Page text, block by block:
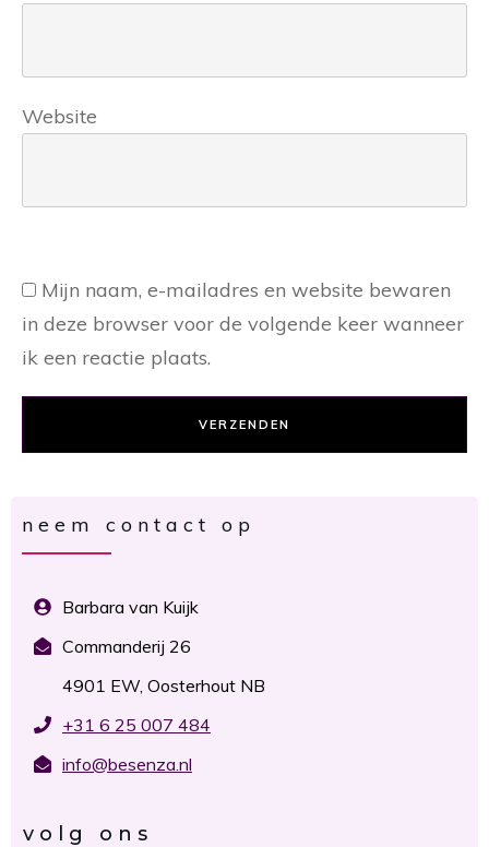
Website
Mijn naam, e-mailadres en website bewaren
in deze browser voor de volgende keer wanneer
ik een reactie plaats.
VERZENDEN
neem contact op
Barbara van Kuijk
Commanderij 26
4901 EW, Oosterhout NB
+31 6 25 007 484
info@besenza.nl
volg ons